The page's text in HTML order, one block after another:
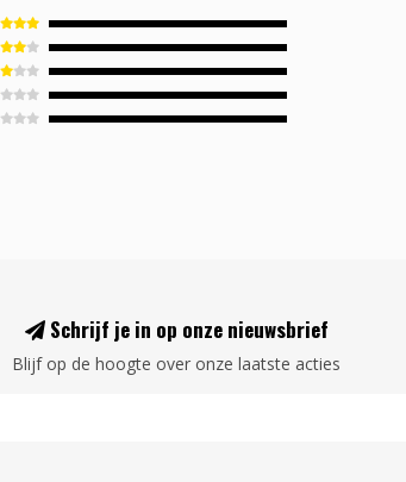
Schrijf je in op onze nieuwsbrief
Blijf op de hoogte over onze laatste acties